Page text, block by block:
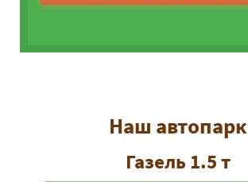
Наш автопарк
Газель 1.5 т